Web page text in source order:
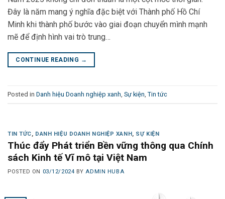
Đây là năm mang ý nghĩa đặc biệt với Thành phố Hồ Chí
Minh khi thành phố bước vào giai đoạn chuyển mình mạnh
mẽ để định hình vai trò trung…
CONTINUE READING →
Posted in Danh hiệu Doanh nghiệp xanh Sự kiện Tin tức
TIN TỨC, DANH HIỆU DOANH NGHIỆP XANH , SỰ KIỆN
Thúc đẩy Phát triển Bền vững thông qua Chính
sách Kinh tế Vĩ mô tại Việt Nam
POSTED ON 03/12/2024 BYADMIN HUBA